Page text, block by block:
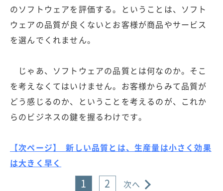
のソフトウェアを評価する。ということは、ソフト
ウェアの品質が良くないとお客様が商品やサービス
を選んでくれません。
じゃあ、ソフトウェアの品質とは何なのか。そこ
を考えなくてはいけません。お客様からみて品質が
どう感じるのか、ということを考えるのが、これか
らのビジネスの鍵を握るわけです。
【次ページ】 新しい品質とは、生産量は小さく効果
は大きく早く
1 2 次へ